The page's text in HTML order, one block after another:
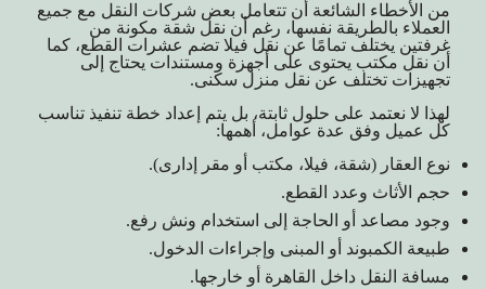
من الأخطاء الشائعة أن تتعامل بعض شركات النقل مع جميع
العملاء بالطريقة نفسها، رغم أن نقل شقة مكونة من
غرفتين يختلف تمامًا عن نقل فيلا تضم عشرات القطع، كما
أن نقل مكتب يحتوى على أجهزة ومستندات يحتاج إلى
تجهيزات تختلف عن نقل منزل سكنى.
لهذا لا نعتمد على حلول ثابتة، بل يتم إعداد خطة تنفيذ تناسب
كل عميل وفق عدة عوامل، أهمها:
نوع العقار (شقة، فيلا، مكتب أو مقر إدارى).
حجم الأثاث وعدد القطع.
وجود مصاعد أو الحاجة إلى استخدام ونش رفع.
طبيعة الكمبوند أو المبنى وإجراءات الدخول.
مسافة النقل داخل القاهرة أو خارجها.